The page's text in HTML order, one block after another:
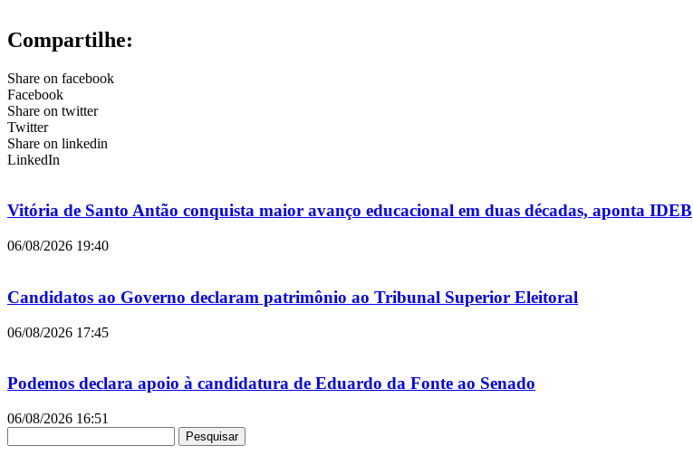
Compartilhe:
Share on facebook
Facebook
Share on twitter
Twitter
Share on linkedin
LinkedIn
Vitória de Santo Antão conquista maior avanço educacional em duas décadas, aponta IDEB
06/08/2026 19:40
Candidatos ao Governo declaram patrimônio ao Tribunal Superior Eleitoral
06/08/2026 17:45
Podemos declara apoio à candidatura de Eduardo da Fonte ao Senado
06/08/2026 16:51
Pesquisar